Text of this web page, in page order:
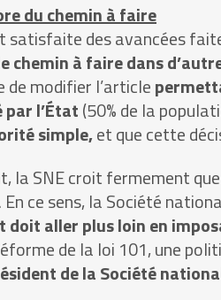
du chemin à faire
satisfaite des avancées
chemin à faire dans
de modifier l’article
l’État(50% de la
simple,et que cette
la SNE croit fermement
En ce sens, la Société
doit aller plus loin en
de la loi 101, une
de la Société